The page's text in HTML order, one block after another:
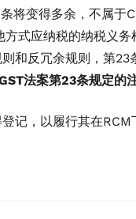
将变得多余，不属于
式应纳税的纳税义务
反冗余规则，第23
法案第23条规定
记，以履行其在RCM